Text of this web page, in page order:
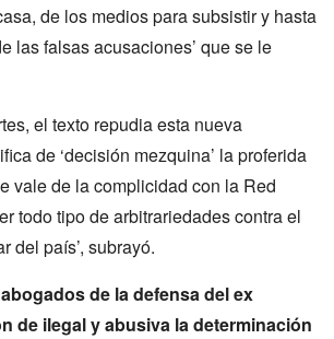
de los medios para subsistir y hasta
las falsas acusaciones’ que se le
el texto repudia esta nueva
de ‘decisión mezquina’ la proferida
vale de la complicidad con la Red
todo tipo de arbitrariedades contra el
del país’, subrayó.
de la defensa del ex
de ilegal y abusiva la determinación